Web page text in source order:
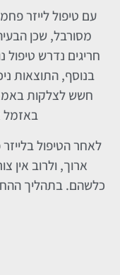
עם טיפול לייזר
מסורבל, שכן
בנוסף, התוצאות
חשש לצלקות
באזמל
לאחר הטיפול
ארוך, ולרוב אין
כלשהם. בתהליך